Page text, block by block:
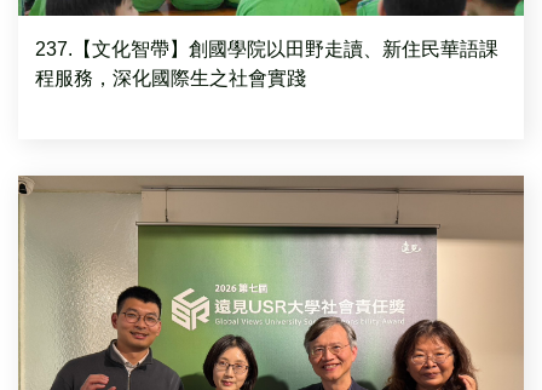
237.【文化智帶】創國學院以田野走讀、新住民華語課
程服務，深化國際生之社會實踐